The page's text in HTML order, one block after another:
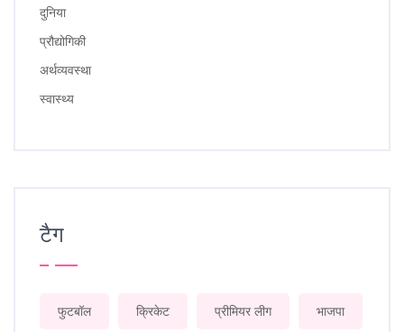
दुनिया
प्रौद्योगिकी
अर्थव्यवस्था
स्वास्थ्य
टैग
फुटबॉल क्रिकेट प्रीमियर लीग भाजपा